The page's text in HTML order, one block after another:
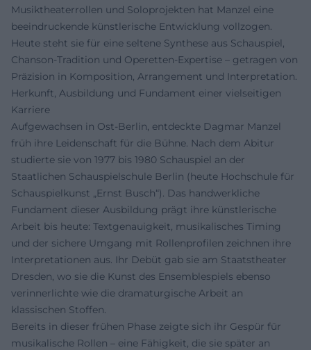
Musiktheaterrollen und Soloprojekten hat Manzel eine
beeindruckende künstlerische Entwicklung vollzogen.
Heute steht sie für eine seltene Synthese aus Schauspiel,
Chanson-Tradition und Operetten-Expertise – getragen von
Präzision in Komposition, Arrangement und Interpretation.
Herkunft, Ausbildung und Fundament einer vielseitigen
Karriere
Aufgewachsen in Ost-Berlin, entdeckte Dagmar Manzel
früh ihre Leidenschaft für die Bühne. Nach dem Abitur
studierte sie von 1977 bis 1980 Schauspiel an der
Staatlichen Schauspielschule Berlin (heute Hochschule für
Schauspielkunst „Ernst Busch“). Das handwerkliche
Fundament dieser Ausbildung prägt ihre künstlerische
Arbeit bis heute: Textgenauigkeit, musikalisches Timing
und der sichere Umgang mit Rollenprofilen zeichnen ihre
Interpretationen aus. Ihr Debüt gab sie am Staatstheater
Dresden, wo sie die Kunst des Ensemblespiels ebenso
verinnerlichte wie die dramaturgische Arbeit an
klassischen Stoffen.
Bereits in dieser frühen Phase zeigte sich ihr Gespür für
musikalische Rollen – eine Fähigkeit, die sie später an